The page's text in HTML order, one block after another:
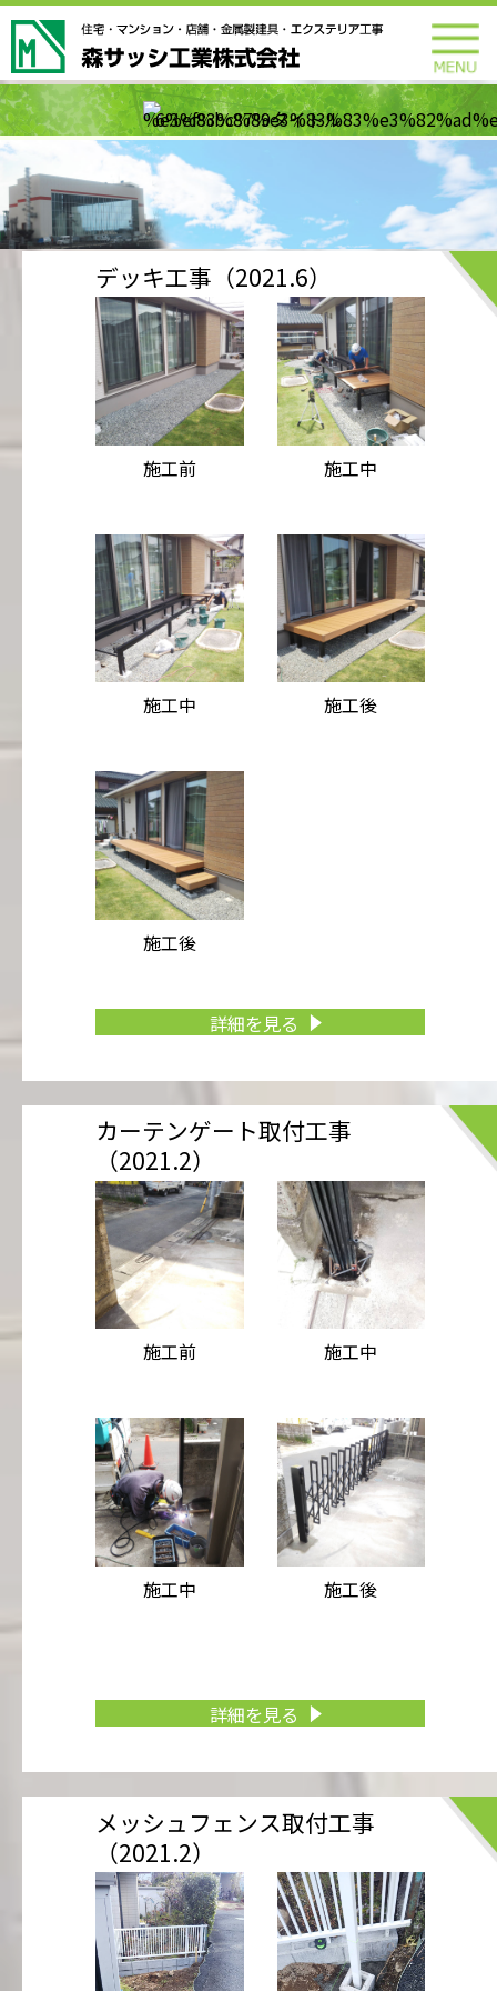
デッキ工事（2021.6）
施工前 施工中
施工中 施工後
施工後
詳細を見る
カーテンゲート取付工事
（2021.2）
施工前 施工中
施工中 施工後
詳細を見る
メッシュフェンス取付工事
（2021.2）